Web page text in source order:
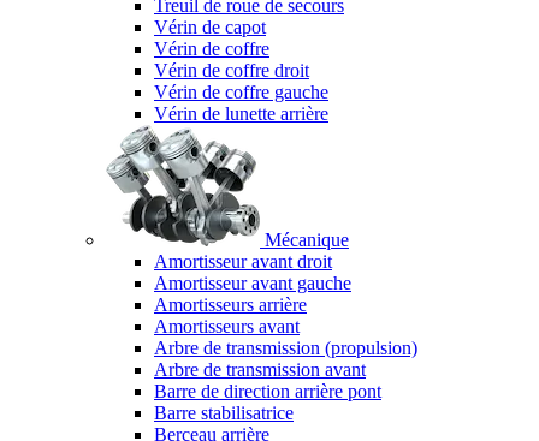
Treuil de roue de secours
Vérin de capot
Vérin de coffre
Vérin de coffre droit
Vérin de coffre gauche
Vérin de lunette arrière
Mécanique
Amortisseur avant droit
Amortisseur avant gauche
Amortisseurs arrière
Amortisseurs avant
Arbre de transmission (propulsion)
Arbre de transmission avant
Barre de direction arrière pont
Barre stabilisatrice
Berceau arrière